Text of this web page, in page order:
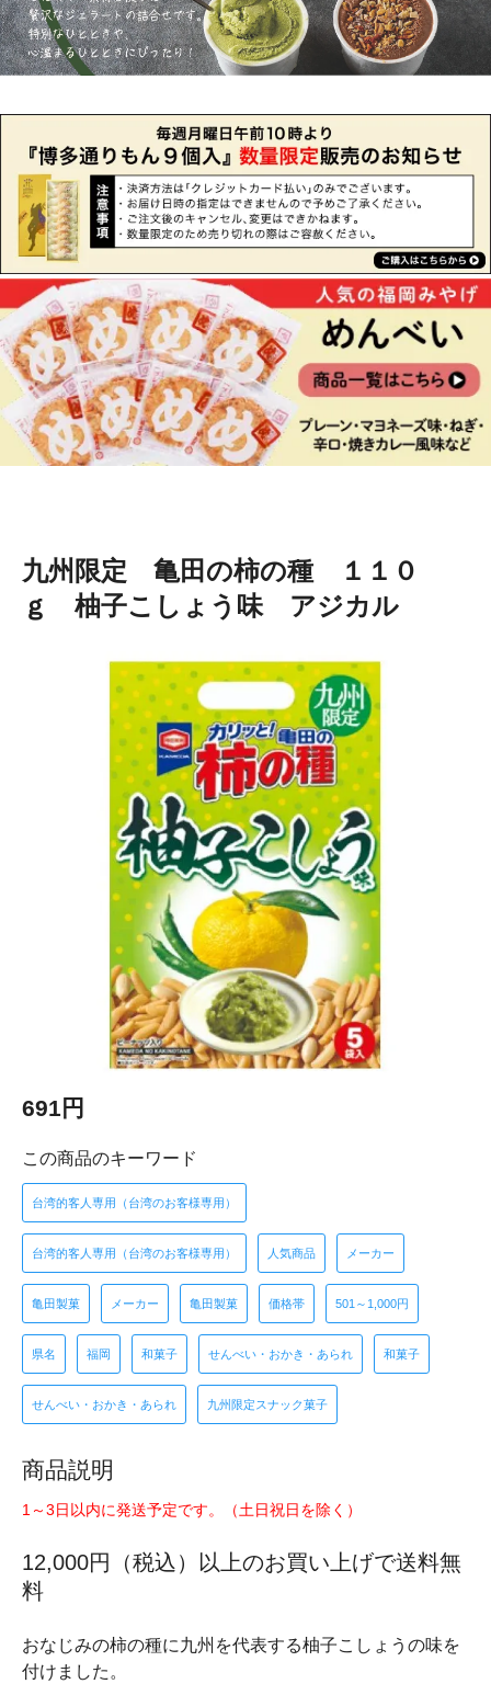
九州限定 亀田の柿の種 １１０
ｇ 柚子こしょう味 アジカル
691円
この商品のキーワード
台湾的客人専用（台湾のお客様専用）
台湾的客人専用（台湾のお客様専用） 人気商品 メーカー
亀田製菓 メーカー 亀田製菓 価格帯 501～1,000円
県名 福岡 和菓子 せんべい・おかき・あられ 和菓子
せんべい・おかき・あられ 九州限定スナック菓子
商品説明
1～3日以内に発送予定です。（土日祝日を除く）
12,000円（税込）以上のお買い上げで送料無
料
おなじみの柿の種に九州を代表する柚子こしょうの味を
付けました。